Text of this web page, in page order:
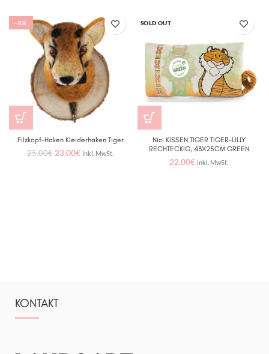
-8%
Filzkopf-Haken Kleiderhaken Tiger
25.00€ 23.00€ inkl. MwSt.
SOLD OUT
Nici KISSEN TIGER TIGER-LILLY
RECHTECKIG, 43X25CM GREEN
22.00€ inkl. MwSt.
KONTAKT